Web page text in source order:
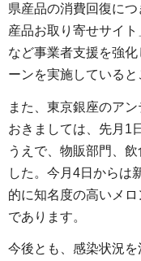
県産品の消費回復に
産品お取り寄せサイ
など事業者支援を強
ーンを実施していると
また、東京銀座のア
おきましては、先月1
うえで、物販部門、
した。今月4日からは
的に知名度の高いメ
であります。
今後とも、感染状況